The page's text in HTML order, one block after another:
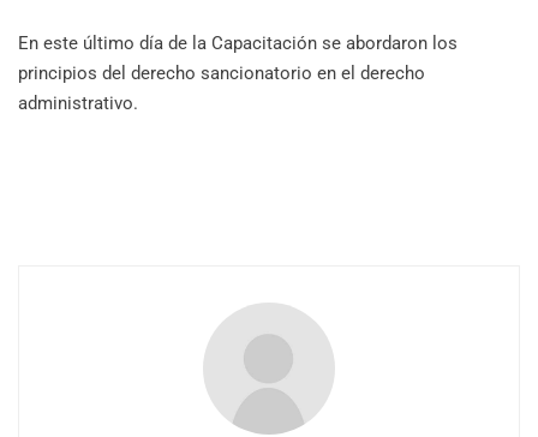
En este último día de la Capacitación se abordaron los
principios del derecho sancionatorio en el derecho
administrativo.